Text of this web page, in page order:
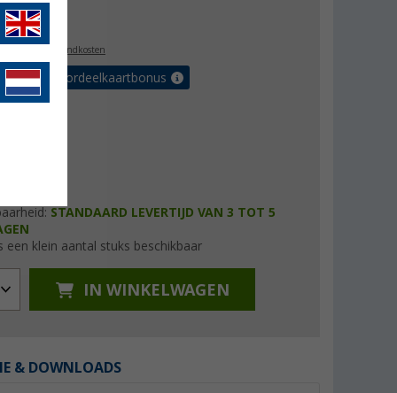
plus verzendkosten
tot 5% voordeelkaartbonus
STANDAARD LEVERTIJD VAN 3 TOT 5
een klein aantal stuks beschikbaar
IN WINKELWAGEN
& DOWNLOADS